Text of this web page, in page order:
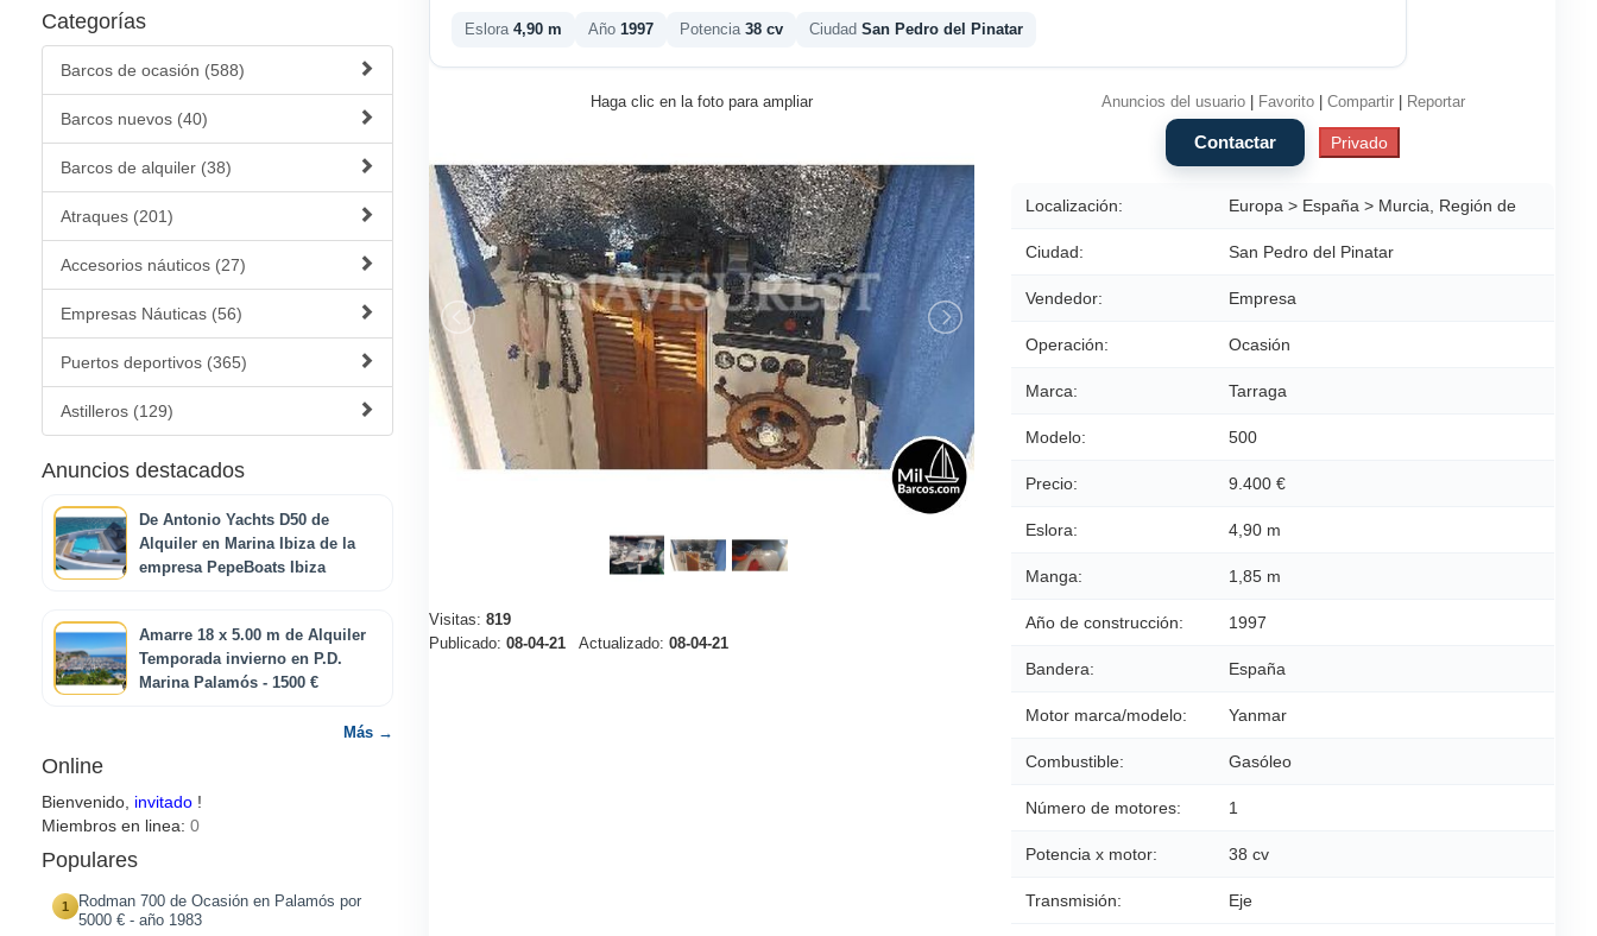
Categorías
Barcos de ocasión (588)
Barcos nuevos (40)
Barcos de alquiler (38)
Atraques (201)
Accesorios náuticos (27)
Empresas Náuticas (56)
Puertos deportivos (365)
Astilleros (129)
Anuncios destacados
De Antonio Yachts D50 de
Alquiler en Marina Ibiza de la
empresa PepeBoats Ibiza
Amarre 18 x 5.00 m de Alquiler
Temporada invierno en P.D.
Marina Palamós - 1500 €
Más →
Online
Bienvenido, invitado !
Miembros en linea: 0
Populares
1
Rodman 700 de Ocasión en Palamós por
5000 € - año 1983
Eslora 4,90 m Año 1997 Potencia 38 cv Ciudad San Pedro del Pinatar
Haga clic en la foto para ampliar
Visitas: 819
Publicado: 08-04-21 Actualizado: 08-04-21
Anuncios del usuario| Favorito| Compartir| Reportar
Localización: Europa > España > Murcia, Región de
Ciudad: San Pedro del Pinatar
Vendedor: Empresa
Operación: Ocasión
Marca: Tarraga
Modelo: 500
Precio: 9.400 €
Eslora: 4,90 m
Manga: 1,85 m
Año de construcción: 1997
Bandera: España
Motor marca/modelo: Yanmar
Combustible: Gasóleo
Número de motores: 1
Potencia x motor: 38 cv
Transmisión: Eje